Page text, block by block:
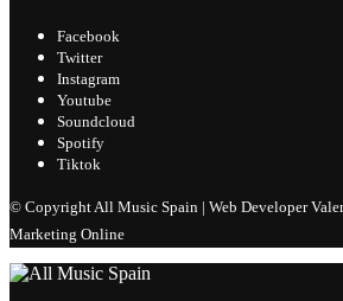
Facebook
Twitter
Instagram
Youtube
Soundcloud
Spotify
Tiktok
© Copyright All Music Spain | Web Developer
Marketing Online